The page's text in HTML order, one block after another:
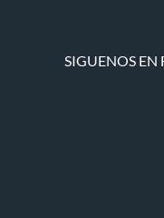
SIGUENOS EN